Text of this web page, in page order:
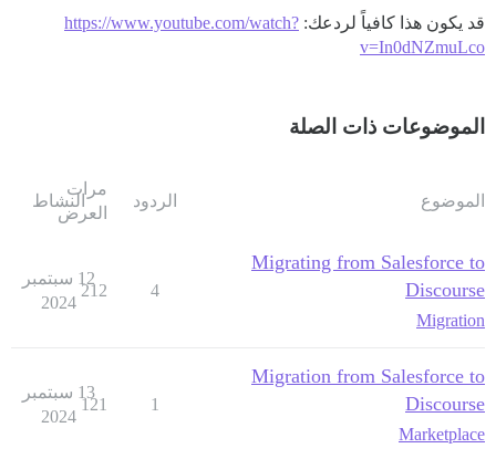
قد يكون هذا كافياً لردعك: https://www.youtube.com/watch?
v=In0dNZmuLco
الموضوعات ذات الصلة
الموضوع الردود
مرات
العرض
النشاط
Migrating from Salesforce to
Discourse
Migration
4
212
12 سبتمبر
2024
Migration from Salesforce to
Discourse
Marketplace
1
121
13 سبتمبر
2024